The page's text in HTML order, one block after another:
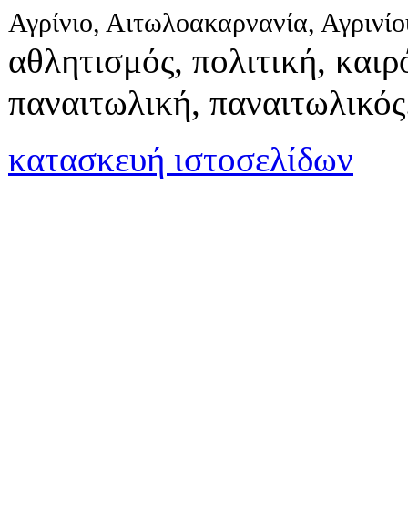
Αγρίνιο, Αιτωλοακαρνανία,
αθλητισμός, πολιτική,
παναιτωλική,
κατασκευή ιστοσελίδων